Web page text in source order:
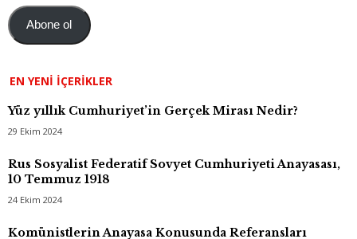
Abone ol
EN YENI İÇERIKLER
Yüz yıllık Cumhuriyet’in Gerçek Mirası Nedir?
29 Ekim 2024
Rus Sosyalist Federatif Sovyet Cumhuriyeti Anayasası,
10 Temmuz 1918
24 Ekim 2024
Komünistlerin Anayasa Konusunda Referansları